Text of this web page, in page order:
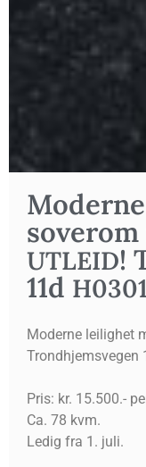
UTLEID!
11d H0301
Moderne leilighet
Trondhjemsvegen
Pris: kr. 15.500.-
Ca. 78 kvm.
Ledig fra 1. juli.